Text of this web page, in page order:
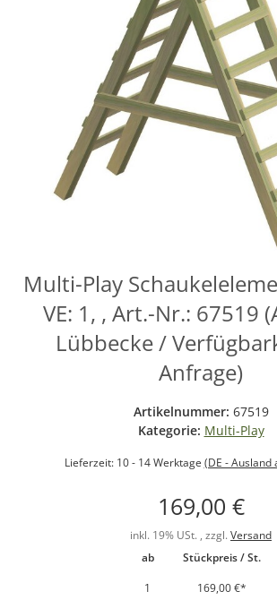
Multi-Play
VE: 1, , Art.-Nr.: 67519
Lübbecke /
Anfrage)
Artikelnummer: 67519
Kategorie: Multi-Play
Lieferzeit: 10 - 14 Werktage (DE - Ausland
169,00 €
inkl. 19% USt. , zzgl. Versand
ab
Stückpreis / St.
1
169,00 €*